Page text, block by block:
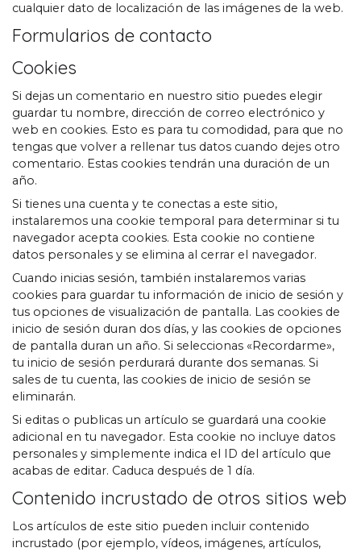
cualquier dato de localización de las imágenes de la web.
Formularios de contacto
Cookies
Si dejas un comentario en nuestro sitio puedes elegir
guardar tu nombre, dirección de correo electrónico y
web en cookies. Esto es para tu comodidad, para que no
tengas que volver a rellenar tus datos cuando dejes otro
comentario. Estas cookies tendrán una duración de un
año.
Si tienes una cuenta y te conectas a este sitio,
instalaremos una cookie temporal para determinar si tu
navegador acepta cookies. Esta cookie no contiene
datos personales y se elimina al cerrar el navegador.
Cuando inicias sesión, también instalaremos varias
cookies para guardar tu información de inicio de sesión y
tus opciones de visualización de pantalla. Las cookies de
inicio de sesión duran dos días, y las cookies de opciones
de pantalla duran un año. Si seleccionas «Recordarme»,
tu inicio de sesión perdurará durante dos semanas. Si
sales de tu cuenta, las cookies de inicio de sesión se
eliminarán.
Si editas o publicas un artículo se guardará una cookie
adicional en tu navegador. Esta cookie no incluye datos
personales y simplemente indica el ID del artículo que
acabas de editar. Caduca después de 1 día.
Contenido incrustado de otros sitios web
Los artículos de este sitio pueden incluir contenido
incrustado (por ejemplo, vídeos, imágenes, artículos,